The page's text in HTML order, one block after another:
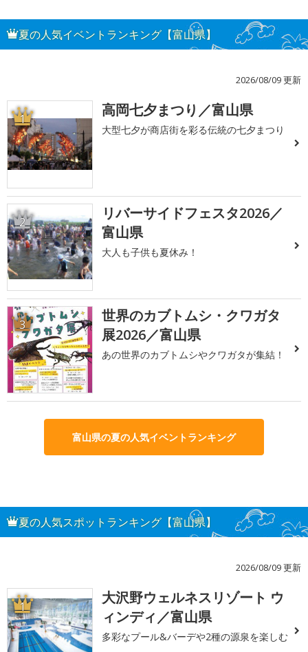
夏の人気イベントランキング【富山県】
2026/08/09 更新
1 高岡七夕まつり／富山県
大型七夕が商店街を彩る伝統の七夕まつり
2
リバーサイドフェスタ2026／
富山県
大人も子供も夏休み！
3
世界のカブトムシ・クワガタ
展2026／富山県
あの世界のカブトムシやクワガタが集結！
富山県の夏の人気イベントランキング
夏の人気スポットランキング【富山県】
2026/08/09 更新
1
大沢野ウェルネスリゾート ウ
ィンディ／富山県
多彩なプール&バーデや2種の源泉を楽しむ